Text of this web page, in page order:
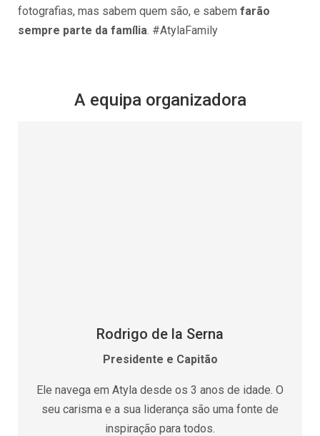
fotografias, mas sabem quem são, e sabem farão
sempre parte da família. #AtylaFamily
A equipa organizadora
Rodrigo de la Serna
Presidente e Capitão
Ele navega em Atyla desde os 3 anos de idade. O
seu carisma e a sua liderança são uma fonte de
inspiração para todos.